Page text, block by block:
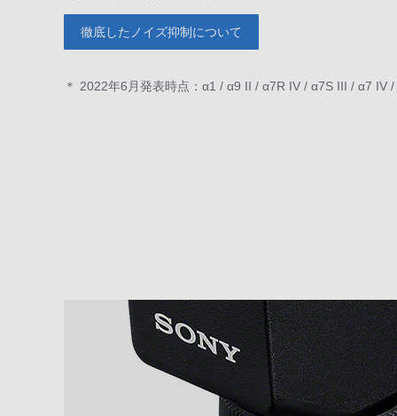
徹底したノイズ抑制について
＊ 2022年6月発表時点：α1 / α9 II / α7R IV / α7S III / α7 IV